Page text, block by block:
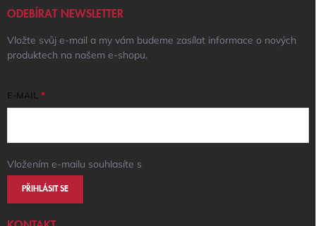
ODEBÍRAT NEWSLETTER
Vložte svůj e-mail a my vám budeme zasílat informace o nových
produktech na našem e-shopu.
E-MAIL
Vložením e-mailu souhlasíte s
PŘIHLÁSIT SE